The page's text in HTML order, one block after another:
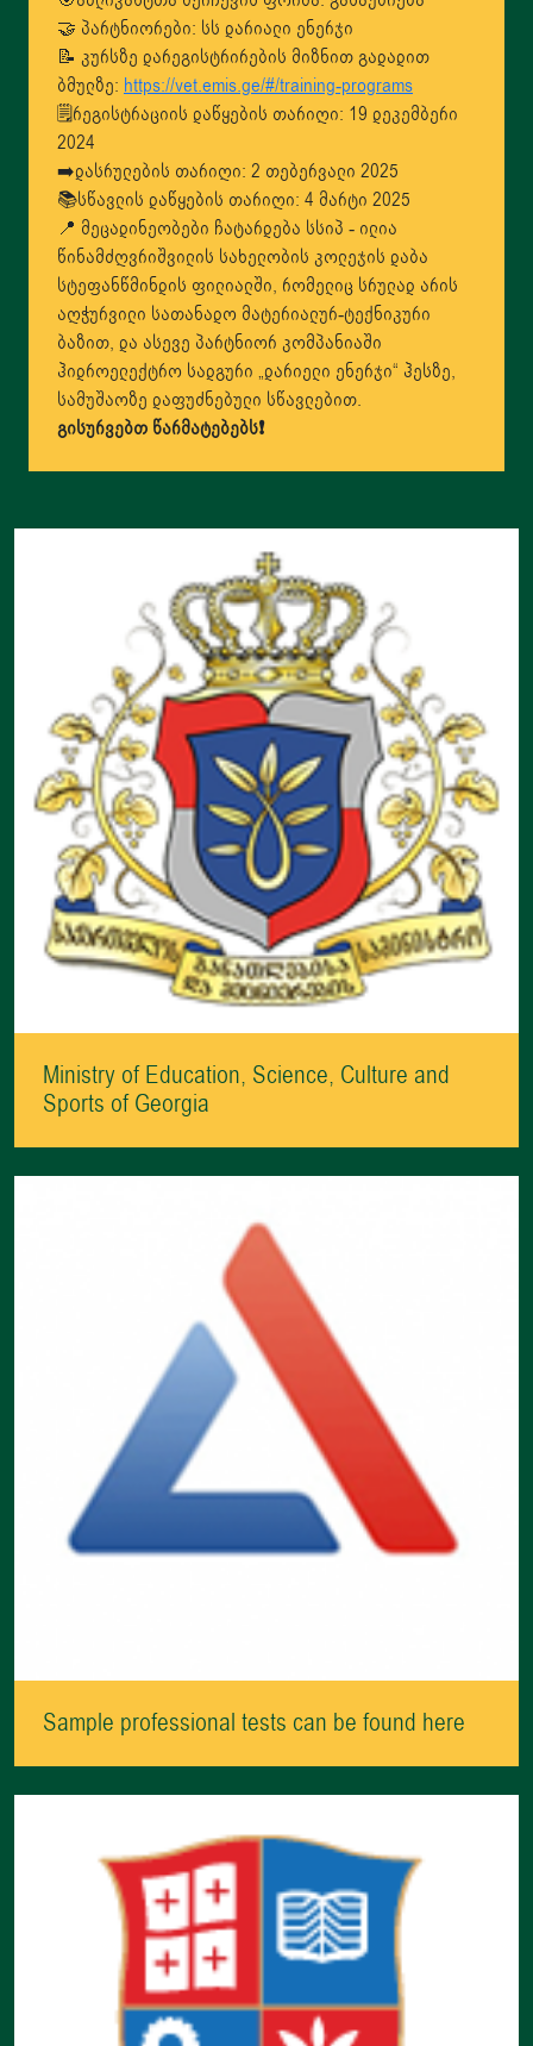
🤝 პარტნიორები: სს დარიალი ენერჯი
📝 კურსზე დარეგისტრირების მიზნით გადადით
ბმულზე: https://vet.emis.ge/#/training-programs
🗒რეგისტრაციის დაწყების თარიღი: 19 დეკემბერი
2024
➡️დასრულების თარიღი: 2 თებერვალი 2025
📚სწავლის დაწყების თარიღი: 4 მარტი 2025
📍 მეცადინეობები ჩატარდება სსიპ - ილია
წინამძღვრიშვილის სახელობის კოლეჯის დაბა
სტეფანწმინდის ფილიალში, რომელიც სრულად არის
აღჭურვილი სათანადო მატერიალურ-ტექნიკური
ბაზით, და ასევე პარტნიორ კომპანიაში
ჰიდროელექტრო სადგური „დარიელი ენერჯი“ ჰესზე,
სამუშაოზე დაფუძნებული სწავლებით.
გისურვებთ წარმატებებს❗️
Ministry of Education, Science, Culture and
Sports of Georgia
Sample professional tests can be found here